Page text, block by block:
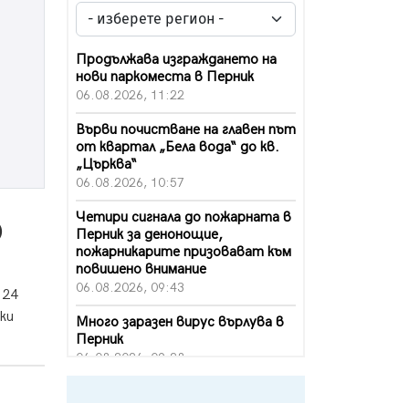
Продължава изграждането на
нови паркоместа в Перник
06.08.2026, 11:22
Върви почистване на главен път
от квартал „Бела вода“ до кв.
„Църква“
06.08.2026, 10:57
Четири сигнала до пожарната в
Перник за денонощие,
пожарникарите призовават към
повишено внимание
06.08.2026, 09:43
Много заразен вирус върлува в
Перник
06.08.2026, 09:28